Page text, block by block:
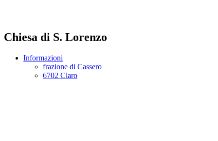
Chiesa di S. Lorenzo
Informazioni
frazione di Cassero
6702 Claro